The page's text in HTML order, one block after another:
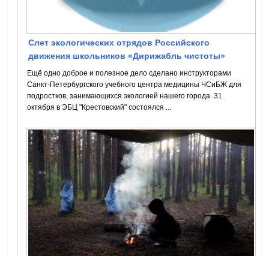
Слет экологических отрядов Российского
движения школьников «Дирижабль чистоты»
Ещё одно доброе и полезное дело сделано инструкторами
Санкт-Петербургского учебного центра медицины ЧСиБЖ для
подростков, занимающихся экологией нашего города. 31
октября в ЭБЦ "Крестовский" состоялся ...